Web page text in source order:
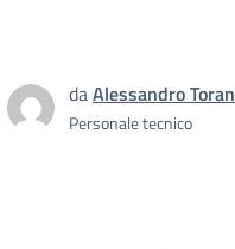
daAlessandro Toran
Personale tecnico